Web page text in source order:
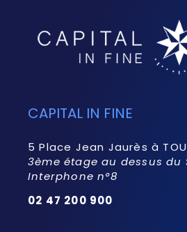
CAPITAL IN FINE
5 Place Jean Jaurès à
3ème étage au dessus du
Interphone n°8
02 47 200 900